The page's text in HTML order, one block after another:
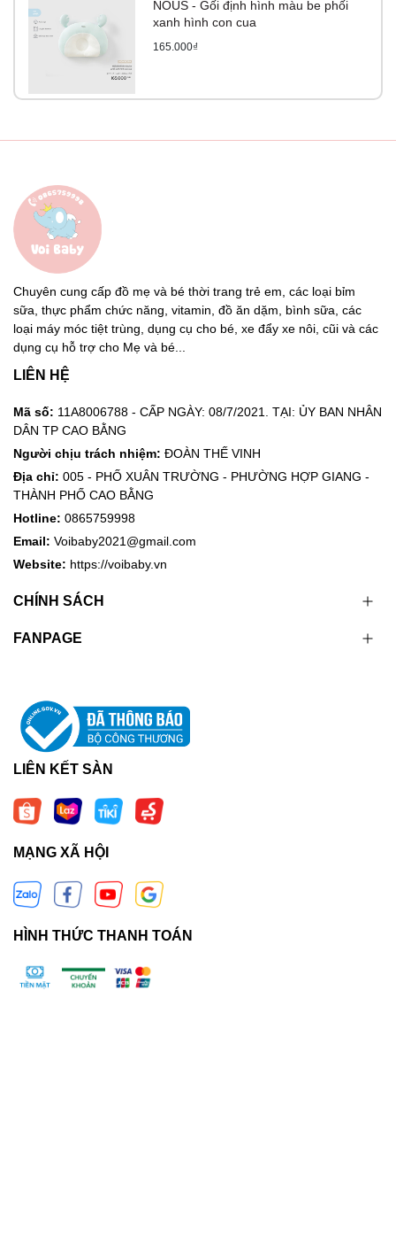
NOUS - Gối định hình màu be phối
xanh hình con cua
165.000₫
Chuyên cung cấp đồ mẹ và bé thời trang trẻ em, các loại bỉm
sữa, thực phẩm chức năng, vitamin, đồ ăn dặm, bình sữa, các
loại máy móc tiệt trùng, dụng cụ cho bé, xe đẩy xe nôi, cũi và các
dụng cụ hỗ trợ cho Mẹ và bé...
LIÊN HỆ
Mã số: 11A8006788 - CẤP NGÀY: 08/7/2021. TẠI: ỦY BAN NHÂN
DÂN TP CAO BẰNG
Người chịu trách nhiệm: ĐOÀN THẾ VINH
Địa chỉ: 005 - PHỐ XUÂN TRƯỜNG - PHƯỜNG HỢP GIANG -
THÀNH PHỐ CAO BẰNG
Hotline: 0865759998
Email: Voibaby2021@gmail.com
Website: https://voibaby.vn
CHÍNH SÁCH
FANPAGE
LIÊN KẾT SÀN
MẠNG XÃ HỘI
HÌNH THỨC THANH TOÁN